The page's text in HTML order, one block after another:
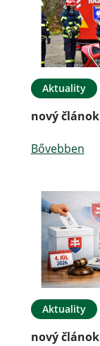
Aktuality
nový článok
Bővebben
Aktuality
nový článok